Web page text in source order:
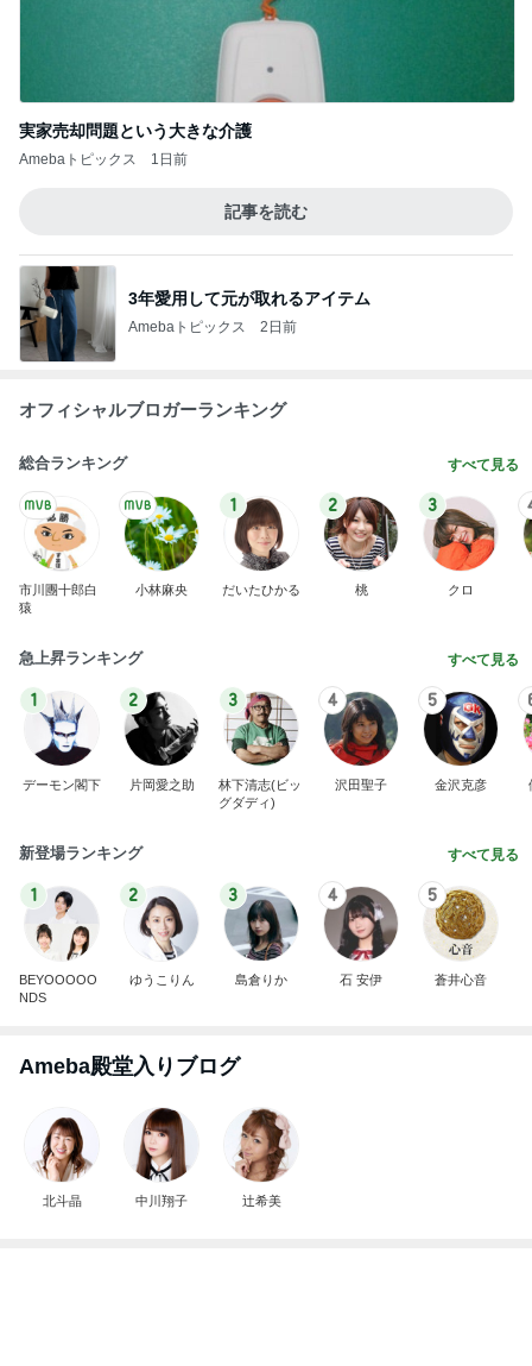
実家売却問題という大きな介護
Amebaトピックス 1日前
記事を読む
3年愛用して元が取れるアイテム
Amebaトピックス 2日前
オフィシャルブロガーランキング
総合ランキング すべて見る
市川團十郎白
猿
小林麻央
1
だいたひかる
2
桃
3
クロ
急上昇ランキング すべて見る
1
デーモン閣下
2
片岡愛之助
3
林下清志(ビッ
グダディ)
4
沢田聖子
5
金沢克彦
新登場ランキング すべて見る
1
BEYOOOOO
NDS
2
ゆうこりん
3
島倉りか
4
石 安伊
5
蒼井心音
Ameba殿堂入りブログ
北斗晶 中川翔子 辻希美